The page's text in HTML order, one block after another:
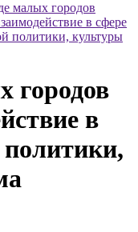
малых городов
в сфере
политики, культуры
городов
в